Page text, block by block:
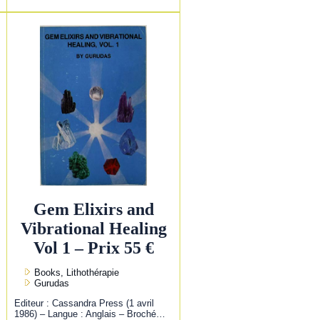
Gem Elixirs and
Vibrational Healing
Vol 1 – Prix 55 €
Books, Lithothérapie
Gurudas
Editeur : Cassandra Press (1 avril
1986) – Langue : Anglais – Broché…